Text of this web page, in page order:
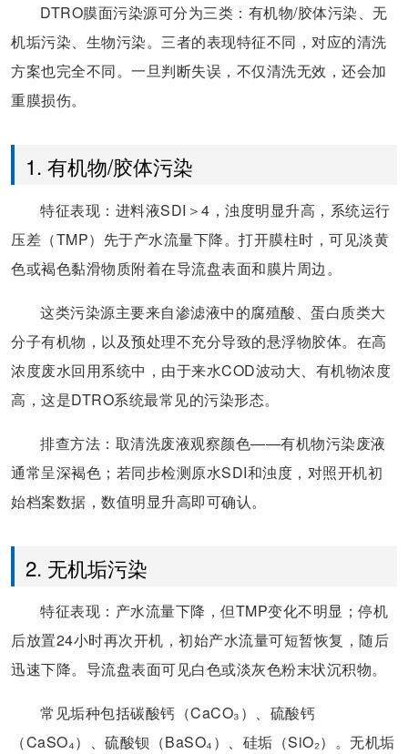
DTRO膜面污染源可分为三类：有机物/胶体污染、无
机垢污染、生物污染。三者的表现特征不同，对应的清洗
方案也完全不同。一旦判断失误，不仅清洗无效，还会加
重膜损伤。
1. 有机物/胶体污染
特征表现：进料液SDI＞4，浊度明显升高，系统运行
压差（TMP）先于产水流量下降。打开膜柱时，可见淡黄
色或褐色黏滑物质附着在导流盘表面和膜片周边。
这类污染源主要来自渗滤液中的腐殖酸、蛋白质类大
分子有机物，以及预处理不充分导致的悬浮物胶体。在高
浓度废水回用系统中，由于来水COD波动大、有机物浓度
高，这是DTRO系统最常见的污染形态。
排查方法：取清洗废液观察颜色——有机物污染废液
通常呈深褐色；若同步检测原水SDI和浊度，对照开机初
始档案数据，数值明显升高即可确认。
2. 无机垢污染
特征表现：产水流量下降，但TMP变化不明显；停机
后放置24小时再次开机，初始产水流量可短暂恢复，随后
迅速下降。导流盘表面可见白色或淡灰色粉末状沉积物。
常见垢种包括碳酸钙（CaCO₃）、硫酸钙
（CaSO₄）、硫酸钡（BaSO₄）、硅垢（SiO₂）。无机垢